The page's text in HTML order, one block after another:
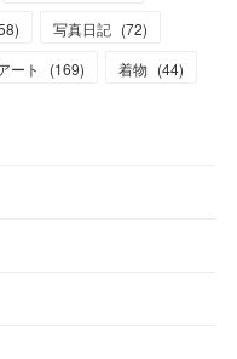
) 写真日記 (72)
ート (169) 着物 (44)